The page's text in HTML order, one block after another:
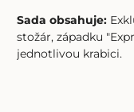
Sada obsahuje:
stožár, západku
jednotlivou krabici.